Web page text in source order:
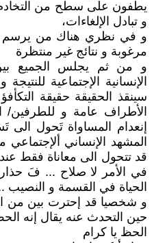
يطفون على سطح من التخادم
و تبادل الإلغاءات،
و في نظري هناك من يرسم
مرغوبة و نتائج غير منتظرة
و من ثم يجلس الجميع بين
الإنسانية الإجتماعية
سينقذ الحقيقة حقيقة
الأطراف عامة و
إنعدام المساواة تَحول الى
المشهد الإنساني
قد تتحول الى معاناة فقط
في الأمر لا صلاح ... فَ
الحياة في القسمة و النصيب
و شخصيا قد إحترت بين من
حين التحدث عنه يقال إنه
الحظ يا كرام